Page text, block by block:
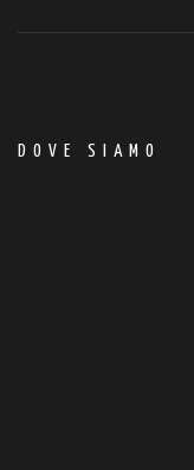
DOVE SIAMO